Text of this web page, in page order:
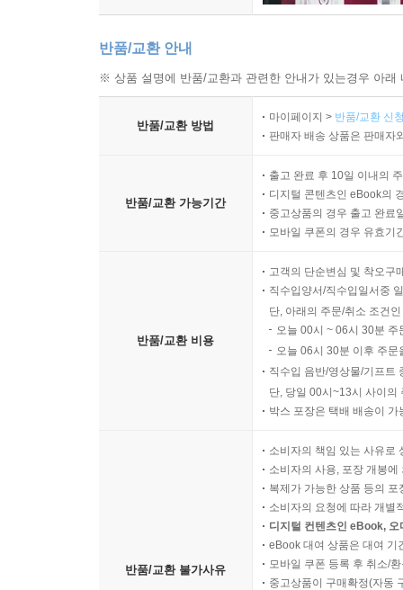
반품/교환 안내
※ 상품 설명에 반품/교환과 관련한 안내가 있는경우 아
반품/교환 방법
마이페이지 > 반품/교환 신
판매자 배송 상품은 판매자
반품/교환 가능기간
출고 완료 후 10일 이내의
디지털 콘텐츠인 eBook의
중고상품의 경우 출고 완료
모바일 쿠폰의 경우 유효기
반품/교환 비용
고객의 단순변심 및 착오구
직수입양서/직수입일서중
단, 아래의 주문/취소 조건
오늘 00시 ~ 06시 30분
오늘 06시 30분 이후 주
직수입 음반/영상물/기프트
단, 당일 00시~13시 사이의
박스 포장은 택배 배송이
반품/교환 불가사유
소비자의 책임 있는 사유로
소비자의 사용, 포장 개봉
복제가 가능한 상품 등의
소비자의 요청에 따라 개별
디지털 컨텐츠인 eBook,
eBook 대여 상품은 대여 기
모바일 쿠폰 등록 후 취소/
중고상품이 구매확정(자동